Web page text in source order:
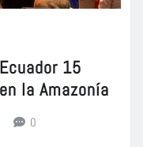
15
la Amazonía
0